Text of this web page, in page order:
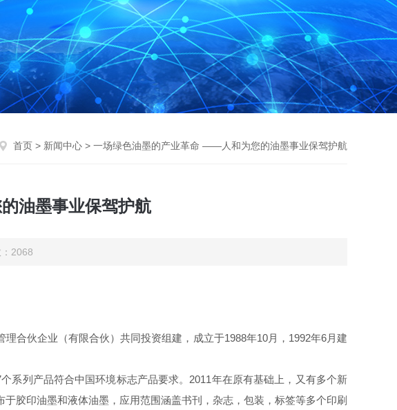
首页 > 新闻中心 > 一场绿色油墨的产业革命 ——人和为您的油墨事业保驾护航
油墨事业保驾护航
2068
理合伙企业（有限合伙）共同投资组建，成立于1988年10月， 1992年6月建
个系列产品符合中国环境标志产品要求。 2011年在原有基础上，又有多个新
胶印油墨和液体油墨，应用范围涵盖书刊，杂志，包装，标签等多个印刷